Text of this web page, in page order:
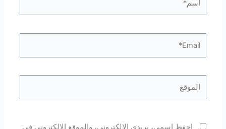
احفظ اسمي، بريدي الإلكتروني، والموقع الإلكتروني في